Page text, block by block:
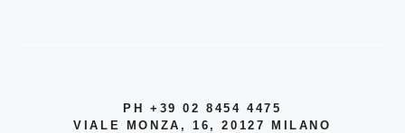
PH +39 02 8454 4475
VIALE MONZA, 16, 20127 MILANO